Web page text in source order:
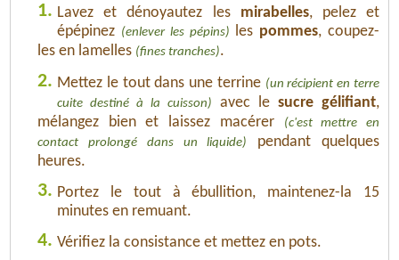
1. Lavez et dénoyautez les mirabelles, pelez et
épépinez (enlever les pépins) les pommes, coupez-
les en lamelles (fines tranches).
2. Mettez le tout dans une terrine (un récipient en terre
cuite destiné à la cuisson)
avec le sucre gélifiant,
mélangez bien et laissez macérer
(c'est mettre en
contact prolongé dans un liquide)
pendant quelques
heures.
3. Portez le tout à ébullition, maintenez-la 15
minutes en remuant.
4. Vérifiez la consistance et mettez en pots.